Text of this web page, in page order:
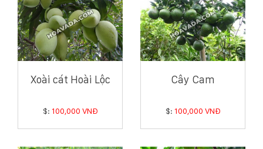
Xoài cát Hoài Lộc
$: 100,000 VNĐ
Cây Cam
$: 100,000 VNĐ